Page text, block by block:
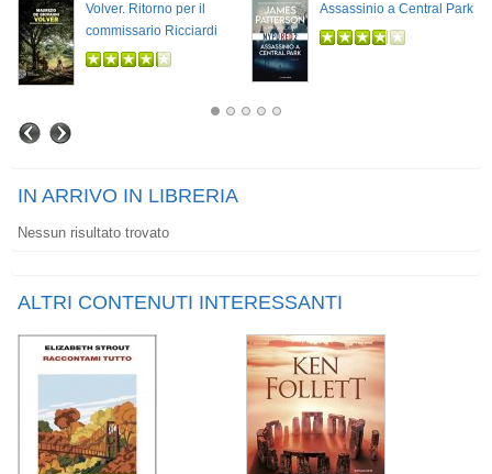
Volver. Ritorno per il
commissario Ricciardi
Assassinio a Central Park
IN ARRIVO IN LIBRERIA
Nessun risultato trovato
ALTRI CONTENUTI INTERESSANTI